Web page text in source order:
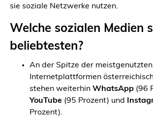
sie soziale Netzwerke nutzen.
Welche sozialen Medien
beliebtesten?
An der Spitze der meistgenutzten
Internetplattformen
stehen weiterhin WhatsApp (96
YouTube (95 Prozent) und
Prozent).